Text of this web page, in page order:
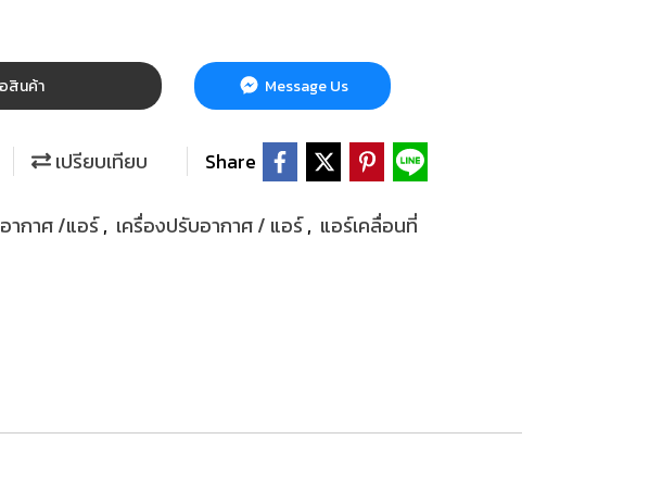
สินค้า Message Us
เปรียบเทียบ Share
ากาศ /แอร์, เครื่องปรับอากาศ / แอร์, แอร์เคลื่อนที่